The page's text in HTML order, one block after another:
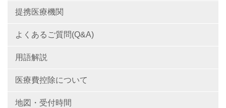
提携医療機関
よくあるご質問(Q&A)
用語解説
医療費控除について
地図・受付時間